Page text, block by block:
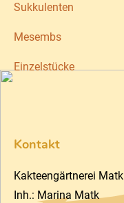
Sukkulenten
Mesembs
Einzelstücke
Kontakt
Kakteengärtnerei Matk
Inh.: Marina Matk